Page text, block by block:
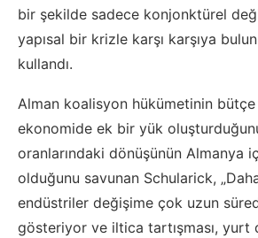
bir şekilde sadece konjonktürel
yapısal bir krizle karşı karşıya
kullandı.
Alman koalisyon hükümetinin
ekonomide ek bir yük
oranlarındaki dönüşünün Almanya
olduğunu savunan Schularick,
endüstriler değişime çok uzun
gösteriyor ve iltica tartışması, yurt